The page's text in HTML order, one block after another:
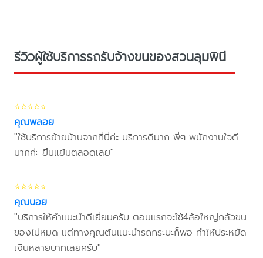
รีวิวผู้ใช้บริการรถรับจ้างขนของสวนลุมพินี
⭐⭐⭐⭐⭐
คุณพลอย
"ใช้บริการย้ายบ้านจากที่นี่ค่ะ บริการดีมาก พี่ๆ พนักงานใจดี
มากค่ะ ยิ้มแย้มตลอดเลย"
⭐⭐⭐⭐⭐
คุณบอย
"บริการให้คำแนะนำดีเยี่ยมครับ ตอนแรกจะใช้4ล้อใหญ่กลัวขน
ของไม่หมด แต่ทางคุณต้นแนะนำรถกระบะก็พอ ทำให้ประหยัด
เงินหลายบาทเลยครับ"